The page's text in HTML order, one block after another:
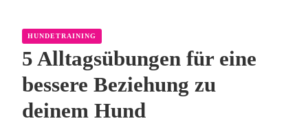
HUNDETRAINING
5 Alltagsübungen für eine
bessere Beziehung zu
deinem Hund